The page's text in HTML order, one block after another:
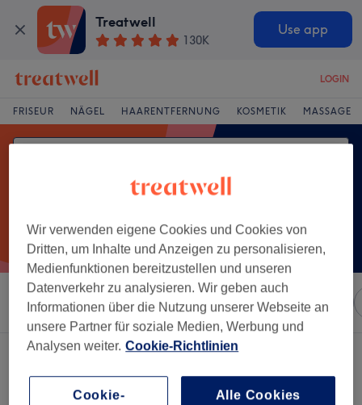
Treatwell
130K
Use app
LOGIN
FRISEUR NÄGEL HAARENTFERNUNG KOSMETIK MASSAGE
Sortieren nach Marken Salons Expressangebote
Ein Salon, der anbietet:
Wir verwenden eigene Cookies und Cookies von
Dritten, um Inhalte und Anzeigen zu personalisieren,
Medienfunktionen bereitzustellen und unseren
Datenverkehr zu analysieren. Wir geben auch
Informationen über die Nutzung unserer Webseite an
unsere Partner für soziale Medien, Werbung und
Analysen weiter. Cookie-Richtlinien
Cookie- Alle Cookies